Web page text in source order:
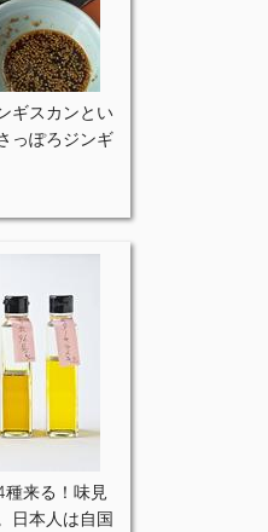
ギスカンとい
っぽろジンギ
来る！味見
日本人は自国